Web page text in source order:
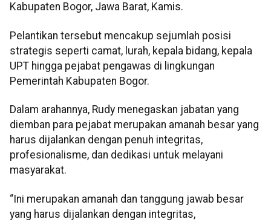
Kabupaten Bogor, Jawa Barat, Kamis.
Pelantikan tersebut mencakup sejumlah posisi
strategis seperti camat, lurah, kepala bidang, kepala
UPT hingga pejabat pengawas di lingkungan
Pemerintah Kabupaten Bogor.
Dalam arahannya, Rudy menegaskan jabatan yang
diemban para pejabat merupakan amanah besar yang
harus dijalankan dengan penuh integritas,
profesionalisme, dan dedikasi untuk melayani
masyarakat.
“Ini merupakan amanah dan tanggung jawab besar
yang harus dijalankan dengan integritas,